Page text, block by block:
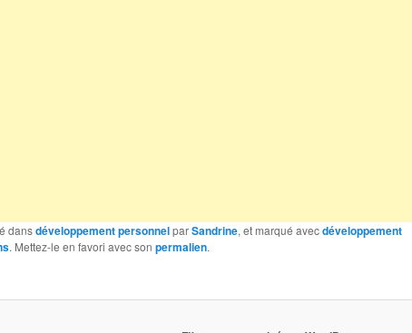
dansdéveloppement personnelparSandrine, et marqué avecdéveloppement
. Mettez-le en favori avec son permalien.